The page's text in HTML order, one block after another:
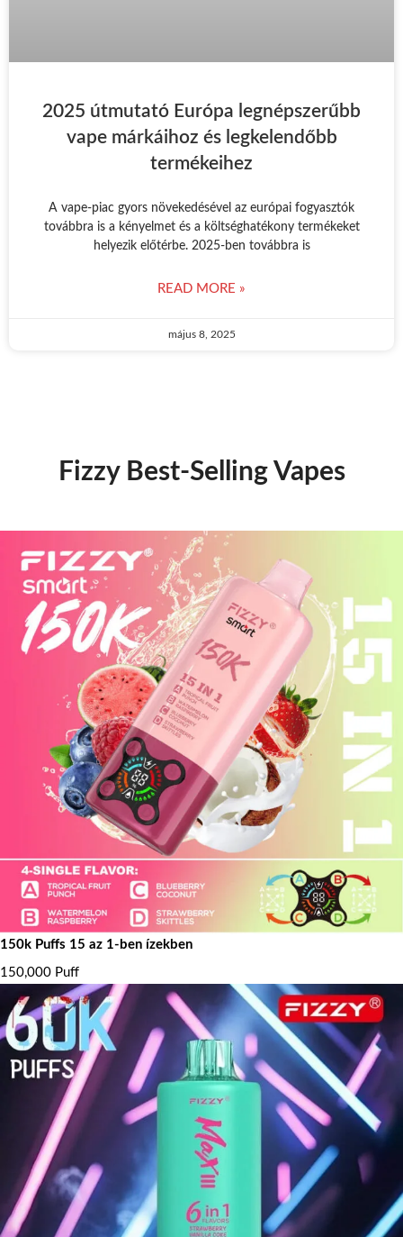
2025 útmutató Európa legnépszerűbb
vape márkáihoz és legkelendőbb
termékeihez
A vape-piac gyors növekedésével az európai fogyasztók
továbbra is a kényelmet és a költséghatékony termékeket
helyezik előtérbe. 2025-ben továbbra is
READ MORE »
május 8, 2025
Fizzy Best-Selling Vapes
150k Puffs 15 az 1-ben ízekben
150,000 Puff